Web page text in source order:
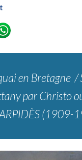
en Bretagne /
par Christo
(1909-